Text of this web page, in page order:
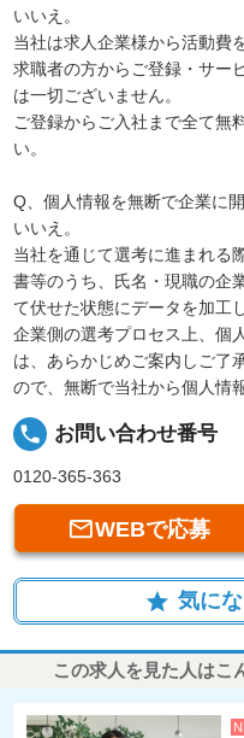
いいえ。
当社は求人企業様から活動費
求職者の方からご登録・サー
は一切ございません。
ご登録からご入社まで全て無
い。
Q、個人情報を無断で企業に
いいえ。
当社を通じて選考に進まれる
書等のうち、氏名・現職の企
て伏せた状態にデータを加工
企業側の選考プロセス上、個
は、あらかじめご案内しご了
ので、無断で当社から個人情
local_phone お問い合わせ番号
0120-365-363
WEBで応募
star 気に
この求人を見た人はこ